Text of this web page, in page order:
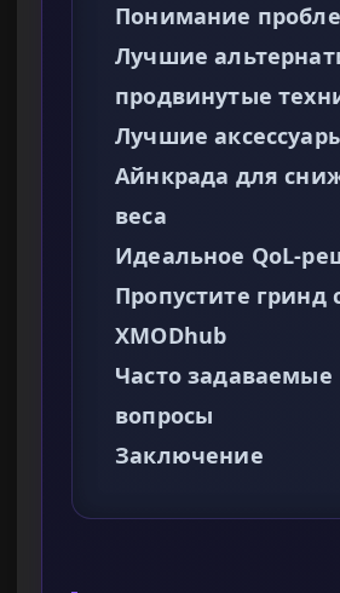
Понимание
Лучшие
продвинутые
Лучшие
Айнкрада для
веса
Идеальное QoL-
Пропустите гринд
XMODhub
Часто задаваемые
вопросы
Заключение